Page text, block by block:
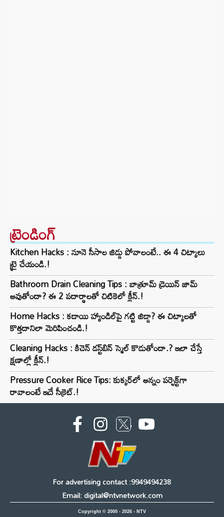
ట్రెండింగ్‌
Kitchen Hacks : నూనె సీసాల జిడ్డు పోవాలంటే.. ఈ 4 చిట్కాలు
ట్రై చేయండి.!
Bathroom Drain Cleaning Tips : బాత్రూమ్ డ్రెయిన్ జామ్
అవుతోందా? ఈ 2 పదార్థాలతో చిటికెలో క్లీన్.!
Home Hacks : కడాయి హ్యాండిల్‌పై గట్టి జిడ్డా? ఈ చిట్కాలతో
కొత్తదానిలా మెరిపించండి.!
Cleaning Hacks : కిచెన్ డస్ట్‌బిన్ స్మెల్ కొడుతోందా.? ఇలా చేస్తే
క్షణాల్లో క్లీన్.!
Pressure Cooker Rice Tips: కుక్కర్‌లో అన్నం పర్ఫెక్ట్‌గా
రావాలంటే ఇదే సీక్రెట్.!
For advertising contact :9949494238
Email: digital@ntvnetwork.com
Copyright © 2000 - 2026 - NTV